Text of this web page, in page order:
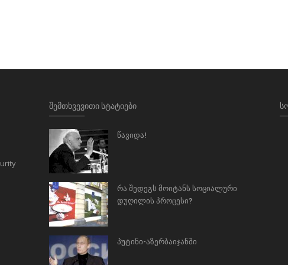
ᲨᲔᲛᲗᲮᲕᲔᲕᲘᲗᲘ ᲡᲢᲐᲢᲘᲔᲑᲘ
წავიდა!
რა შედეგს მოიტანს სოციალური
დუღილის პროცესი?
პუტინი-აზერბაიჯანში